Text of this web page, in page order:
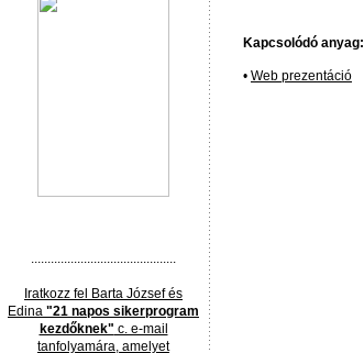
............................................
Iratkozz fel Barta József és
Edina "21 napos sikerprogram
kezdőknek" c. e-mail
tanfolyamára, amelyet
Kapcsolódó anyag:
• Web prezentáció